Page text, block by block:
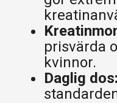
prisvärda
kvinnor.
Daglig dos: